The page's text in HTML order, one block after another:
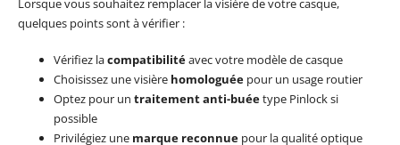
Lorsque vous souhaitez remplacer la visière de votre casque,
quelques points sont à vérifier :
Vérifiez lacompatibilitéavec votre modèle de casque
Choisissez une visière homologuée pour un usage routier
Optez pour un traitement anti-buéetype Pinlock si
possible
Privilégiez une marque reconnue pour la qualité optique